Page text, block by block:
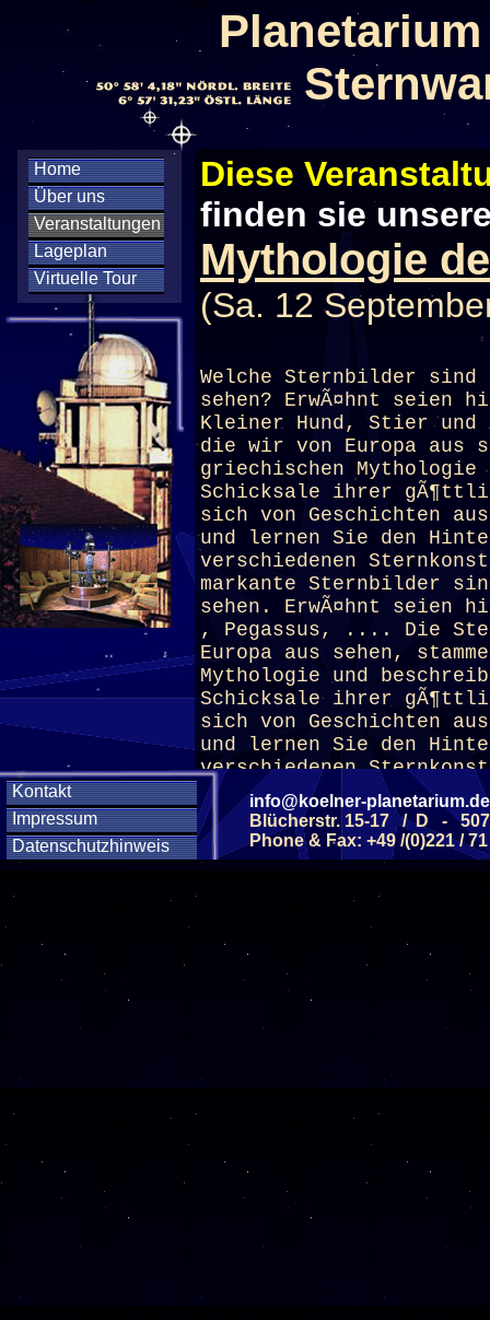
Home
Über uns
Veranstaltungen
Lageplan
Virtuelle Tour
Kontakt
Impressum
Datenschutzhinweis
Diese
finden sie
Mythologie
(Sa. 12
Welche Sternbilder sind
sehen? ErwÃ¤hnt seien
Kleiner Hund, Stier
die wir von Europa aus
griechischen Mythologie
Schicksale ihrer
sich von Geschichten
und lernen Sie den
verschiedenen
markante Sternbilder
sehen. ErwÃ¤hnt seien
, Pegassus, .... Die
Europa aus sehen,
Mythologie und
Schicksale ihrer
sich von Geschichten
und lernen Sie den
verschiedenen
(ab 8 J.)
Diese
Klicken Sie Hier
Diese
SAMSTAG
info@koelner-planetarium.de
Blücherstr. 15-17 / D -
Phone & Fax: +49 /(0)221 /